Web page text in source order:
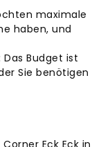
maximale
haben, und
Das Budget ist
Sie benötigen